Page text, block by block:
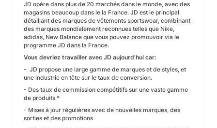
JD opère dans plus de 20 marchés dans le monde, avec des
magasins beaucoup dans le la France. JD est le principal
détaillant des marques de vêtements sportswear, combinant
des marques mondialement reconnues telles que Nike,
adidas, New Balance que vous pouvez promouvoir via le
programme JD dans la France.
Vous devriez travailler avec JD aujourd'hui car:
- JD propose une large gamme de marques et de styles, et
une industrie en tête sur le taux de conversion.
- Des taux de commission compétitifs sur une vaste gamme
de produits *
- Mises à jour régulières avec de nouvelles marques, des
sorties et des promotions